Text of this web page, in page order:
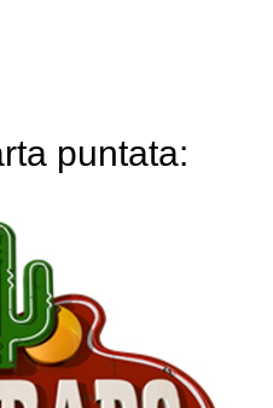
puntata: